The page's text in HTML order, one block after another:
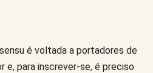
é voltada a portadores de
e, para inscrever-se, é preciso